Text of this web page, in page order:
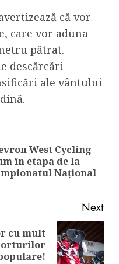
că vor
care vor aduna
pătrat.
descărcări
ale vântului
West Cycling
în etapa de la
Național
Next
cu mult